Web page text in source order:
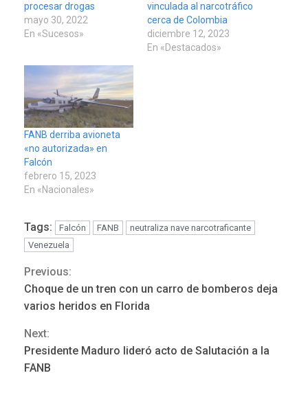
procesar drogas
mayo 30, 2022
En «Sucesos»
vinculada al narcotráfico
cerca de Colombia
diciembre 12, 2023
En «Destacados»
FANB derriba avioneta
«no autorizada» en
Falcón
febrero 15, 2023
En «Nacionales»
Tags: Falcón FANB
neutraliza nave narcotraficante
Venezuela
Continue
Reading
Previous:
Choque de un tren con un carro de bomberos deja
varios heridos en Florida
Next:
Presidente Maduro lideró acto de Salutación a la
FANB
REGIONALES ÚLTIMA HORA